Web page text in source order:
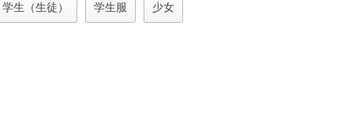
学生（生徒） 学生服 少女